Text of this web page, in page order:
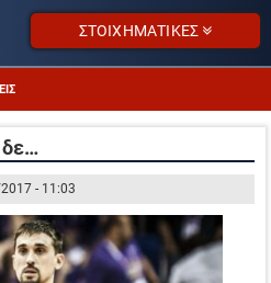
ΣΤΟΙΧΗΜΑΤΙΚΕΣ
δε…
- 11:03